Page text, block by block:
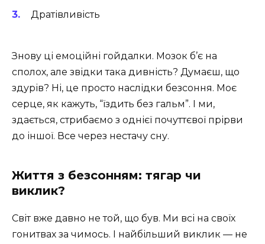
Дратівливість
Знову ці емоційні гойдалки. Мозок б’є на
сполох, але звідки така дивність? Думаєш, що
здурів? Ні, це просто наслідки безсоння. Моє
серце, як кажуть, “їздить без гальм”. І ми,
здається, стрибаємо з однієї почуттєвої прірви
до іншої. Все через нестачу сну.
Життя з безсонням: тягар чи
виклик?
Світ вже давно не той, що був. Ми всі на своїх
гонитвах за чимось. І найбільший виклик — не